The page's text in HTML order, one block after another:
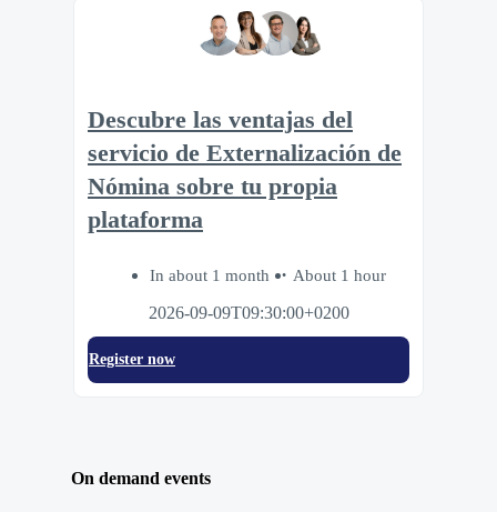
Descubre las ventajas del
servicio de Externalización de
Nómina sobre tu propia
plataforma
In about 1 month
About 1 hour
2026-09-09T09:30:00+0200
Register now
On demand events